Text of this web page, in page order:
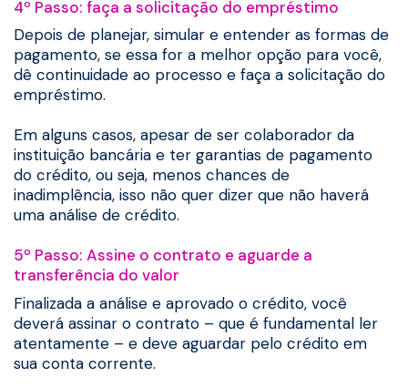
4º Passo: faça a solicitação do empréstimo
Depois de planejar, simular e entender as formas de
pagamento, se essa for a melhor opção para você,
dê continuidade ao processo e faça a solicitação do
empréstimo.
Em alguns casos, apesar de ser colaborador da
instituição bancária e ter garantias de pagamento
do crédito, ou seja, menos chances de
inadimplência, isso não quer dizer que não haverá
uma análise de crédito.
5º Passo: Assine o contrato e aguarde a
transferência do valor
Finalizada a análise e aprovado o crédito, você
deverá assinar o contrato – que é fundamental ler
atentamente – e deve aguardar pelo crédito em
sua conta corrente.